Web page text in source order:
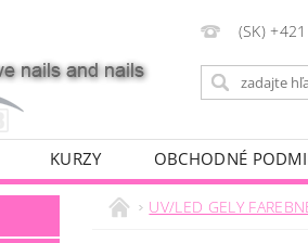
(SK)
KURZY OBCHODNÉ
UV/LED GELY